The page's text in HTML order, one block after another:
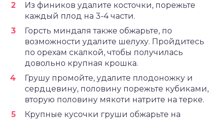
Из фиников удалите косточки, порежьте
каждый плод на 3-4 части.
Горсть миндаля также обжарьте, по
возможности удалите шелуху. Пройдитесь
по орехам скалкой, чтобы получилась
довольно крупная крошка.
Грушу промойте, удалите плодоножку и
сердцевину, половину порежьте кубиками,
вторую половину мякоти натрите на терке.
Крупные кусочки груши обжарьте на